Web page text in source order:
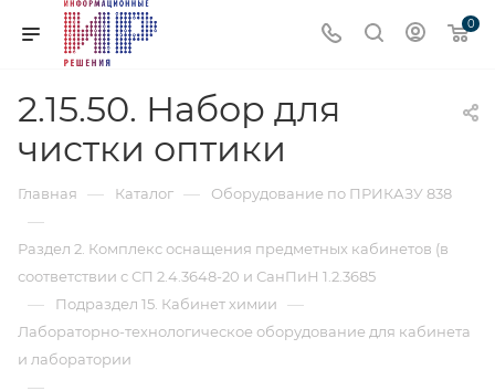
0
2.15.50. Набор для
чистки оптики
Главная — Каталог — Оборудование по ПРИКАЗУ 838
—
Раздел 2. Комплекс оснащения предметных кабинетов (в
соответствии с СП 2.4.3648-20 и СанПиН 1.2.3685
— Подраздел 15. Кабинет химии —
Лабораторно-технологическое оборудование для кабинета
и лаборатории